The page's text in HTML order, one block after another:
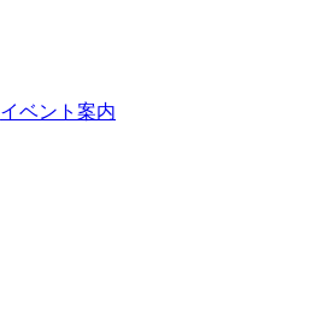
イベント案内